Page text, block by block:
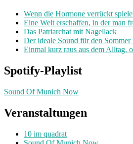
Wenn die Hormone verrückt
Eine Welt erschaffen, in der man
Das Patriarchat mit Nagellack
Der ideale Sound für den Sommer
Einmal kurz raus aus dem Alltag,
Spotify-Playlist
Sound Of Munich Now
Veranstaltungen
10 im quadrat